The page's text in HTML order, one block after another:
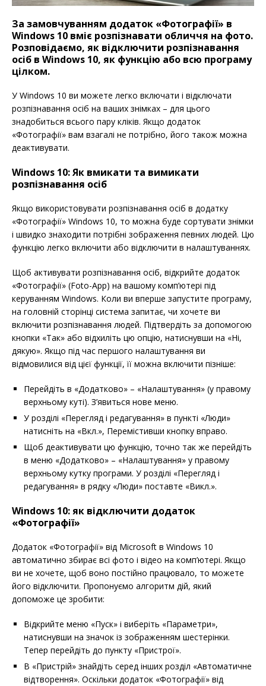
За замовчуванням додаток «Фотографії» в
Windows 10 вміє розпізнавати обличчя на фото.
Розповідаємо, як відключити розпізнавання
осіб в Windows 10, як функцію або всю програму
цілком.
У Windows 10 ви можете легко включати і відключати
розпізнавання осіб на ваших знімках – для цього
знадобиться всього пару кліків. Якщо додаток
«Фотографії» вам взагалі не потрібно, його також можна
деактивувати.
Windows 10: Як вмикати та вимикати
розпізнавання осіб
Якщо використовувати розпізнавання осіб в додатку
«Фотографії» Windows 10, то можна буде сортувати знімки
і швидко знаходити потрібні зображення певних людей. Цю
функцію легко включити або відключити в налаштуваннях.
Щоб активувати розпізнавання осіб, відкрийте додаток
«Фотографії» (Foto-App) на вашому комп’ютері під
керуванням Windows. Коли ви вперше запустите програму,
на головній сторінці система запитає, чи хочете ви
включити розпізнавання людей. Підтвердіть за допомогою
кнопки «Так» або відхиліть цю опцію, натиснувши на «Ні,
дякую». Якщо під час першого налаштування ви
відмовилися від цієї функції, її можна включити пізніше:
Перейдіть в «Додатково» – «Налаштування» (у правому
верхньому куті). З’явиться нове меню.
У розділі «Перегляд і редагування» в пункті «Люди»
натисніть на «Вкл.», Перемістивши кнопку вправо.
Щоб деактивувати цю функцію, точно так же перейдіть
в меню «Додатково» – «Налаштування» у правому
верхньому кутку програми. У розділі «Перегляд і
редагування» в рядку «Люди» поставте «Викл.».
Windows 10: як відключити додаток
«Фотографії»
Додаток «Фотографії» від Microsoft в Windows 10
автоматично збирає всі фото і відео на комп’ютері. Якщо
ви не хочете, щоб воно постійно працювало, то можете
його відключити. Пропонуємо алгоритм дій, який
допоможе це зробити:
Відкрийте меню «Пуск» і виберіть «Параметри»,
натиснувши на значок із зображенням шестерінки.
Тепер перейдіть до пункту «Пристрої».
В «Пристрій» знайдіть серед інших розділ «Автоматичне
відтворення». Оскільки додаток «Фотографії» від